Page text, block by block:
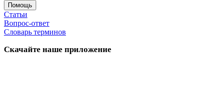
Помощь
Статьи
Вопрос-ответ
Словарь терминов
Скачайте наше приложение